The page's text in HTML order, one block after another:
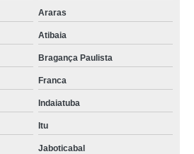
Araras
Atibaia
Bragança Paulista
Franca
Indaiatuba
Itu
Jaboticabal